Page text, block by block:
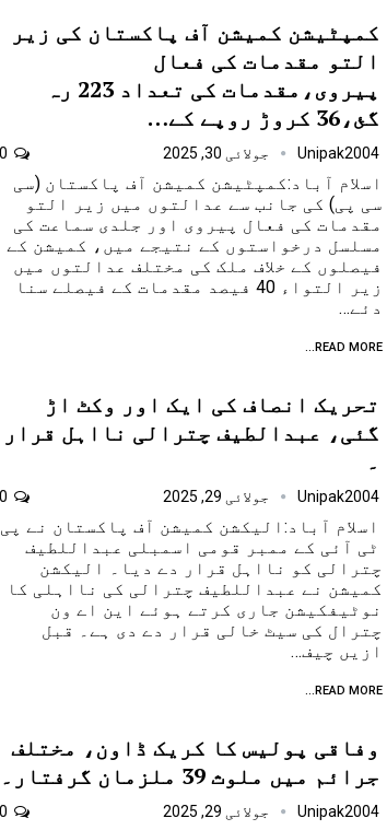
کمپٹیشن کمیشن آف پاکستان کی زیر
التو مقدمات کی فعال
پیروی،مقدمات کی تعداد 223 رہ
گئ،36 کروڑ روپے کے…
Unipak2004 جولائی 30, 2025
اسلام آباد:کمپٹیشن کمیشن آف پاکستان (سی
سی پی) کی جانب سے عدالتوں میں زیر التو
مقدمات کی فعال پیروی اور جلدی سماعت کی
مسلسل درخواستوں کے نتیجے میں، کمیشن کے
فیصلوں کے خلاف ملک کی مختلف عدالتوں میں
زیر التواء 40 فیصد مقدمات کے فیصلے سنا
دئے…
READ MORE...
تحریک انصاف کی ایک اور وکٹ اڑ
گئی، عبدالطیف چترالی نااہل قرار
۔
Unipak2004 جولائی 29, 2025
اسلام آباد:الیکشن کمیشن آف پاکستان نے پی
ٹی آئی کے ممبر قومی اسمبلی عبداللطیف
چترالی کو نااہل قرار دے دیا۔ الیکشن
کمیشن نے عبداللطیف چترالی کی نااہلی کا
نوٹیفکیشن جاری کرتے ہوئے این اے ون
چترال کی سیٹ خالی قرار دے دی ہے۔ قبل
ازیں چیف…
READ MORE...
وفاقی پولیس کا کریک ڈاون، مختلف
جرائم میں ملوث 39 ملزمان گرفتار۔
Unipak2004 جولائی 29, 2025